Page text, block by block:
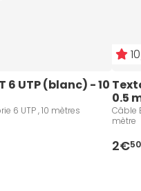
6 UTP (blanc) - 10
6 UTP , 10 mètres
0.5
Câble
mètre
2€50